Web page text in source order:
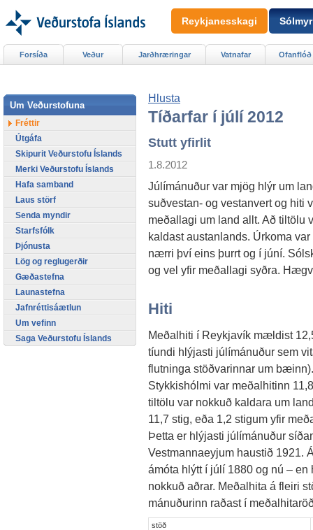
Hlusta
Tíðarfar í júlí 2012
Stutt yfirlit
1.8.2012
Júlímánuður var mjög hlýr um
suðvestan- og vestanvert og hiti
meðallagi um land allt. Að tiltölu
kaldast austanlands. Úrkoma
nærri því eins þurrt og í júní.
og vel yfir meðallagi syðra.
Hiti
Meðalhiti í Reykjavík mældist
tíundi hlýjasti júlímánuður sem
flutninga stöðvarinnar um
Stykkishólmi var meðalhitinn
tiltölu var nokkuð kaldara um
11,7 stig, eða 1,2 stigum yfir
Þetta er hlýjasti júlímánuður
Vestmannaeyjum haustið 1921.
ámóta hlýtt í júlí 1880 og nú –
nokkuð aðrar. Meðalhita á fleiri
mánuðurinn raðast í
stöð
Forsíða Veður Jarðhræringar Vatnafar Ofanflóð
Um Veðurstofuna
Fréttir
Útgáfa
Skipurit Veðurstofu Íslands
Merki Veðurstofu Íslands
Hafa samband
Laus störf
Senda myndir
Starfsfólk
Þjónusta
Lög og reglugerðir
Gæðastefna
Launastefna
Jafnréttisáætlun
Um vefinn
Saga Veðurstofu Íslands
Reykjanesskagi